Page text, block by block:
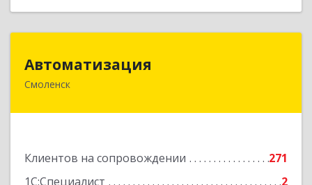
Автоматизация
Смоленск
Клиентов на сопровождении
271
1С:Специалист
2
214019, Смоленская обл, Смоленск г, Марии